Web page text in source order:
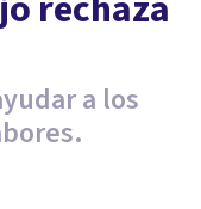
a los